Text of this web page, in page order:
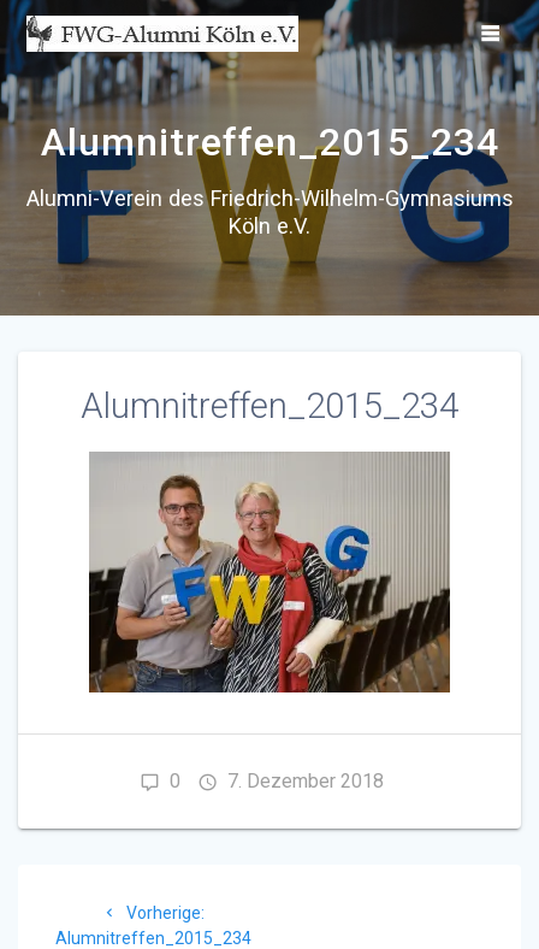
Zum
Inhalt
springen
Alumnitreffen_2015_234
Alumni-Verein des Friedrich-Wilhelm-Gymnasiums
Köln e.V.
Alumnitreffen_2015_234
0 7. Dezember 2018
Vorherige:
Beitrag:
Alumnitreffen_2015_234